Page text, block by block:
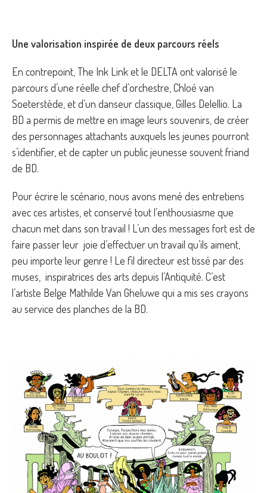
Une valorisation inspirée de deux parcours réels
En contrepoint, The Ink Link et le DELTA ont valorisé le
parcours d’une réelle chef d’orchestre, Chloé van
Soeterstède, et d’un danseur classique, Gilles Delellio. La
BD a permis de mettre en image leurs souvenirs, de créer
des personnages attachants auxquels les jeunes pourront
s’identifier, et de capter un public jeunesse souvent friand
de BD.
Pour écrire le scénario, nous avons mené des entretiens
avec ces artistes, et conservé tout l’enthousiasme que
chacun met dans son travail ! L’un des messages fort est de
faire passer leur joie d’effectuer un travail qu’ils aiment,
peu importe leur genre ! Le fil directeur est tissé par des
muses, inspiratrices des arts depuis l’Antiquité. C’est
l’artiste Belge Mathilde Van Gheluwe qui a mis ses crayons
au service des planches de la BD.